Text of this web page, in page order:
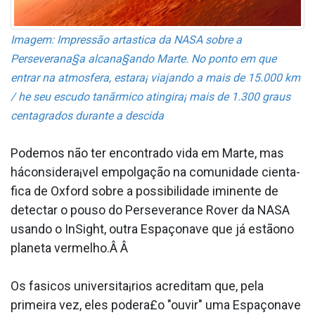
Imagem: Impressão arta­stica da NASA sobre a
Perseverana§a alcana§ando Marte. No ponto em que
entrar na atmosfera, estara¡ viajando a mais de 15.000 km
/ he seu escudo tanãrmico atingira¡ mais de 1.300 graus
centa­grados durante a descida
Podemos não ter encontrado vida em Marte, mas
háconsidera¡vel empolgação na comunidade cienta­
fica de Oxford sobre a possibilidade iminente de
detectar o pouso do Perseverance Rover da NASA
usando o InSight, outra Espaçonave que já estãono
planeta vermelho.Â Â
Os fa­sicos universita¡rios acreditam que, pela
primeira vez, eles podera£o "ouvir" uma Espaçonave